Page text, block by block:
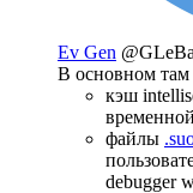
Ev Gen
В основном там
кэш
файлы
debugger